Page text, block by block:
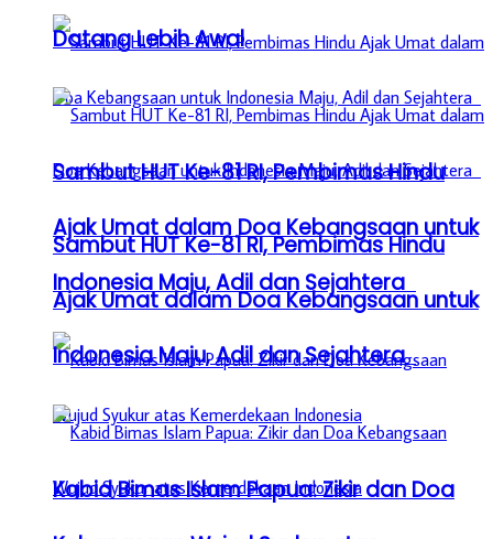
Sambut HUT Ke-81 RI, Pembimas Hindu
Ajak Umat dalam Doa Kebangsaan untuk
Indonesia Maju, Adil dan Sejahtera
Kabid Bimas Islam Papua: Zikir dan Doa
Datang Lebih Awal
Sambut HUT Ke-81 RI, Pembimas Hindu
Ajak Umat dalam Doa Kebangsaan untuk
Indonesia Maju, Adil dan Sejahtera